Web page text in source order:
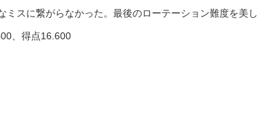
ミスに繋がらなかった。最後のローテーション難度を美し
、得点16.600